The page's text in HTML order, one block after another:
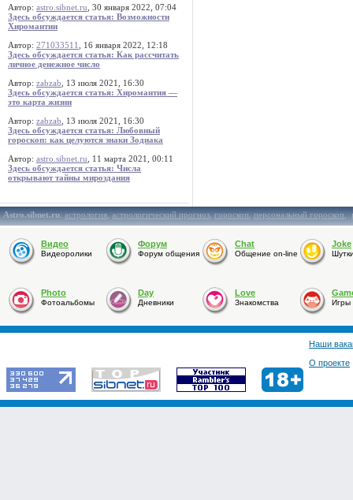
Автор: astro.sibnet.ru , 30 января 2022, 07:04
Здесь обсуждается статья: Возможности
Хиромантии
Автор: 271033511
, 16 января 2022, 12:18
Здесь обсуждается статья: Как рассчитать
личное денежное число
Автор: zabzab , 13 июля 2021, 16:30
Здесь обсуждается статья: Хиромантия —
это карта жизни
Автор: zabzab , 13 июля 2021, 16:30
Здесь обсуждается статья: Любовный
гороскоп: как целуются знаки Зодиака
Автор: astro.sibnet.ru , 11 марта 2021, 00:11
Здесь обсуждается статья: Числа
открывают тайны мироздания
Astro.sibnet.ru:астрология,астрологический прогноз,гороскоп,персональный гороскоп,
Видео
Видеоролики
Форум
Форум общения
Chat
Общение on-line
Joke
Photo
Фотоальбомы
Day
Дневники
Love
Знакомства Игры
Наши
О проекте